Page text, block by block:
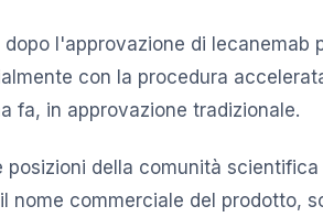
l'approvazione di lecanemab
con la procedura
fa, in approvazione tradizionale.
posizioni della comunità
nome commerciale del prodotto,